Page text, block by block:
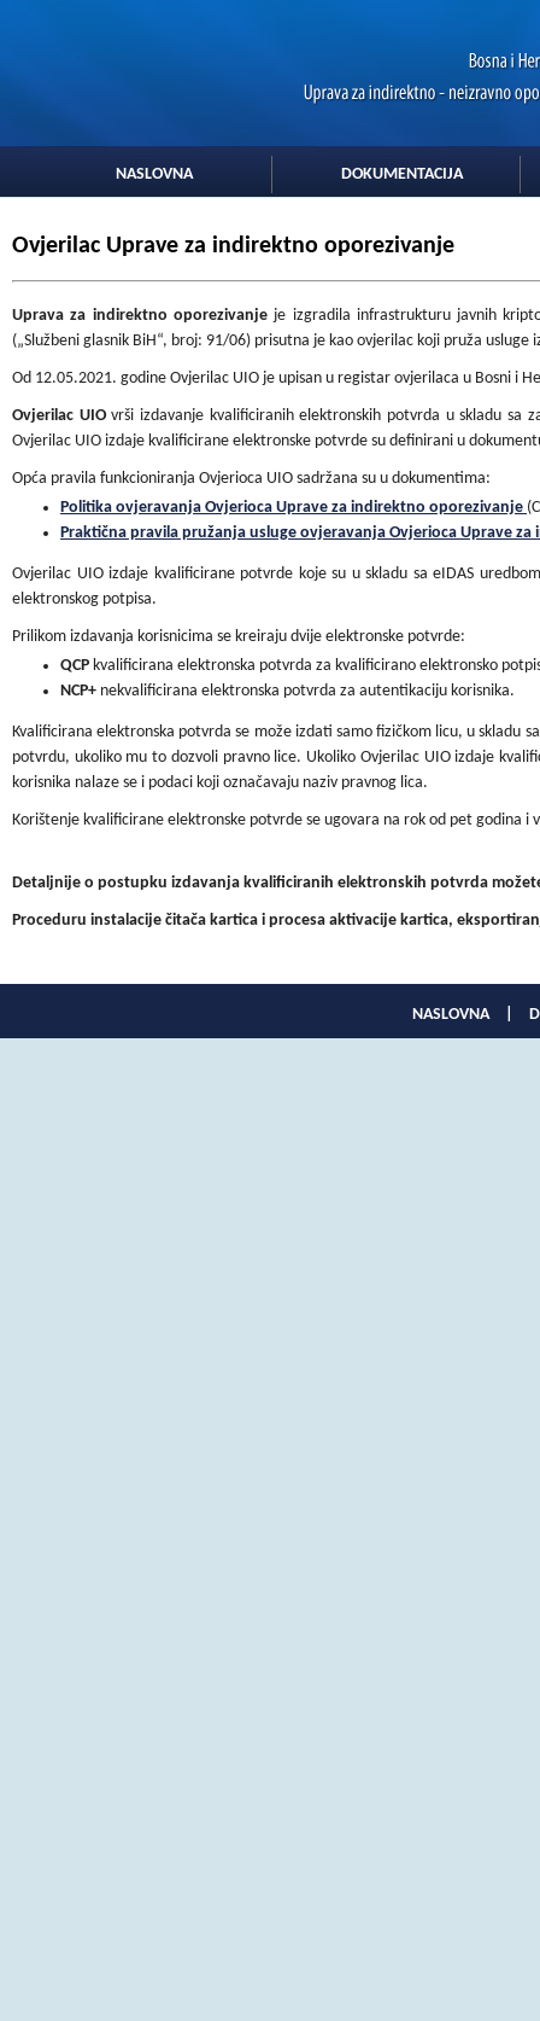
NASLOVNA DOKUMENTACIJA
Ovjerilac Uprave za indirektno oporezivanje
Uprava za indirektno oporezivanje je izgradila infrastrukturu javnih
(„Službeni glasnik BiH“, broj: 91/06) prisutna je kao ovjerilac koji pruža
Od 12.05.2021. godine Ovjerilac UIO je upisan u registar ovjerilaca u Bosni i
Ovjerilac UIOvrši izdavanje kvalificiranih elektronskih potvrda u skladu sa
Ovjerilac UIO izdaje kvalificirane elektronske potvrde su definirani u
Opća pravila funkcioniranja Ovjerioca UIO sadržana su u dokumentima:
Politika ovjeravanja Ovjerioca Uprave za indirektno oporezivanje
Praktična pravila pružanja usluge ovjeravanja Ovjerioca Uprave
Ovjerilac UIO izdaje kvalificirane potvrde koje su u skladu sa eIDAS
elektronskog potpisa.
Prilikom izdavanja korisnicima se kreiraju dvije elektronske potvrde:
QCP kvalificirana elektronska potvrda za kvalificirano elektronsko
NCP+ nekvalificirana elektronska potvrda za autentikaciju korisnika.
Kvalificirana elektronska potvrda se može izdati samo fizičkom licu, u skladu
potvrdu, ukoliko mu to dozvoli pravno lice. Ukoliko Ovjerilac UIO izdaje
korisnika nalaze se i podaci koji označavaju naziv pravnog lica.
Korištenje kvalificirane elektronske potvrde se ugovara na rok od pet godina i
Detaljnije o postupku izdavanja kvalificiranih elektronskih potvrda
Proceduru instalacije čitača kartica i procesa aktivacije kartica,
NASLOVNA